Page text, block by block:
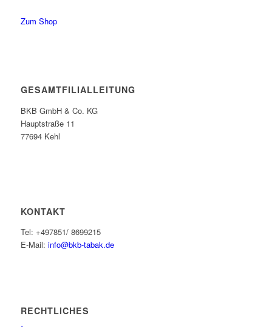
Zum Shop
GESAMTFILIALLEITUNG
BKB GmbH & Co. KG
Hauptstraße 11
77694 Kehl
KONTAKT
Tel: +497851/ 8699215
E-Mail: info@bkb-tabak.de
RECHTLICHES